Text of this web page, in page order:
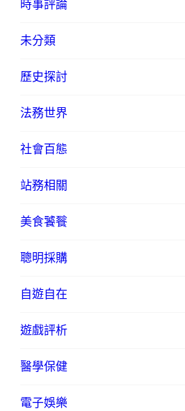
時事評論
未分類
歷史探討
法務世界
社會百態
站務相關
美食饕餮
聰明採購
自遊自在
遊戲評析
醫學保健
電子娛樂